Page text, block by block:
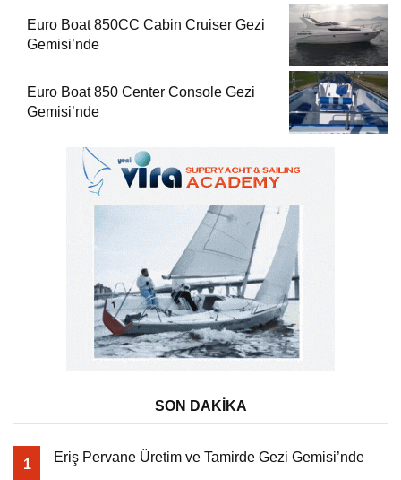
Euro Boat 850CC Cabin Cruiser Gezi
Gemisi’nde
Euro Boat 850 Center Console Gezi
Gemisi’nde
SON DAKİKA
1 Eriş Pervane Üretim ve Tamirde Gezi Gemisi’nde